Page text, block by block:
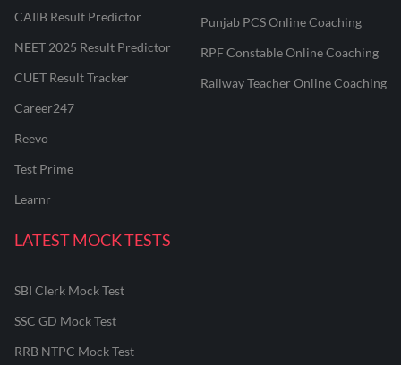
CAIIB Result Predictor
NEET 2025 Result Predictor
CUET Result Tracker
Career247
Reevo
Test Prime
Learnr
Punjab PCS Online Coaching
RPF Constable Online Coaching
Railway Teacher Online Coaching
LATEST MOCK TESTS
SBI Clerk Mock Test
SSC GD Mock Test
RRB NTPC Mock Test